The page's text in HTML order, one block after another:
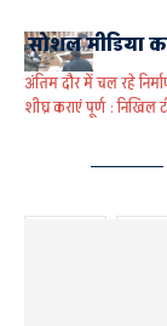
अंतिम दौर में चल रहे
शीघ्र कराएं पूर्ण : निखिल
सोशल मीडिया